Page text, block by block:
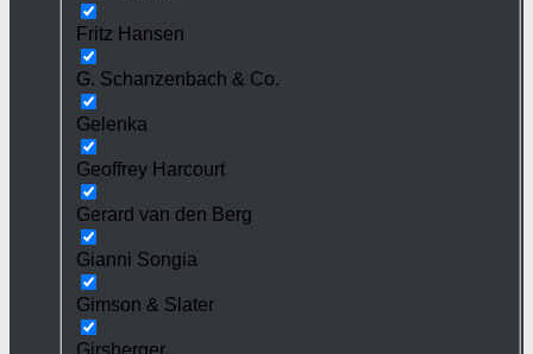
Fritz Hansen
G. Schanzenbach & Co.
Gelenka
Geoffrey Harcourt
Gerard van den Berg
Gianni Songia
Gimson & Slater
Girsberger